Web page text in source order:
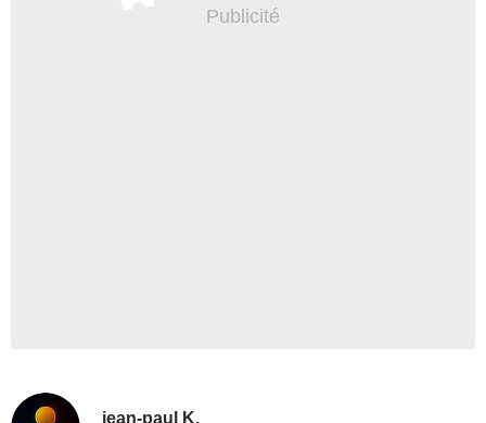
jean-paul K.